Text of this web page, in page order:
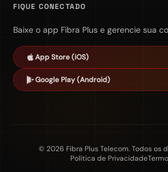
FIQUE CONECTADO
Baixe o app Fibra Plus e gerencie sua
App Store (iOS)
Google Play (Android)
© 2026 Fibra Plus Telecom. Todos os
Política de Privacidade